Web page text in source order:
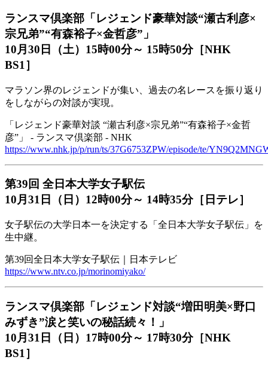
ランスマ倶楽部「レジェンド豪華対談“瀬古利彦×
宗兄弟”“有森裕子×金哲彦”」
10月30日（土）15時00分～ 15時50分［NHK
BS1］
マラソン界のレジェンドが集い、過去の名レースを振り返り
をしながらの対談が実現。
「レジェンド豪華対談 “瀬古利彦×宗兄弟”“有森裕子×金哲
彦”」 - ランスマ倶楽部 - NHK
https://www.nhk.jp/p/run/ts/37G6753ZPW/episode/te/
第39回 全日本大学女子駅伝
10月31日（日）12時00分～ 14時35分［日テレ］
女子駅伝の大学日本一を決定する「全日本大学女子駅伝」を
生中継。
第39回全日本大学女子駅伝｜日本テレビ
https://www.ntv.co.jp/morinomiyako/
ランスマ倶楽部「レジェンド対談“増田明美×野口
みずき”涙と笑いの秘話続々！」
10月31日（日）17時00分～ 17時30分［NHK
BS1］